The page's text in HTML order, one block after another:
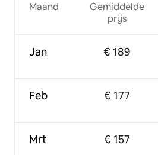
Maand
Jan
Feb
Mrt
Gemiddelde
prijs
€ 189
€ 177
€ 157